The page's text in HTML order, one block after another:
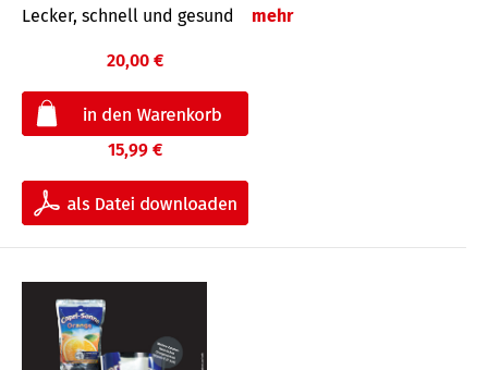
Lecker, schnell und gesund mehr
20,00 €
15,99 €